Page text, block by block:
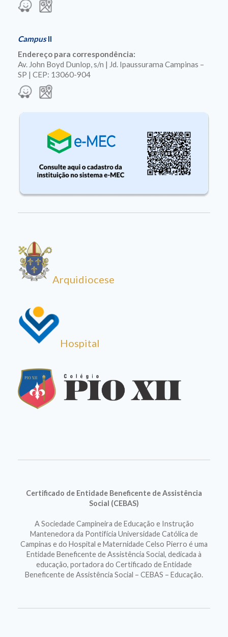
CampusII
Endereço para correspondência:
Av. John Boyd Dunlop, s/n | Jd. Ipaussurama Campinas –
SP | CEP: 13060-904
Arquidiocese
Hospital
Certificado de Entidade Beneficente de Assistência
Social (CEBAS)
A Sociedade Campineira de Educação e Instrução
Mantenedora da Pontifícia Universidade Católica de
Campinas e do Hospital e Maternidade Celso Pierro é uma
Entidade Beneficente de Assistência Social, dedicada à
educação, portadora do Certificado de Entidade
Beneficente de Assistência Social – CEBAS – Educação.